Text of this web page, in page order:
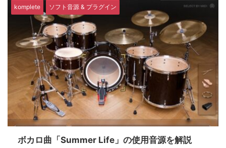
komplete ソフト音源 & プラグイン
ボカロ曲「Summer Life」の使用音源を解説